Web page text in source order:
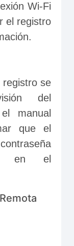
Wi-Fi
el registro
registro se
del
manual
que el
en el